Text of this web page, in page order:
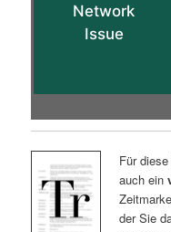
Für
auch ein
der Sie